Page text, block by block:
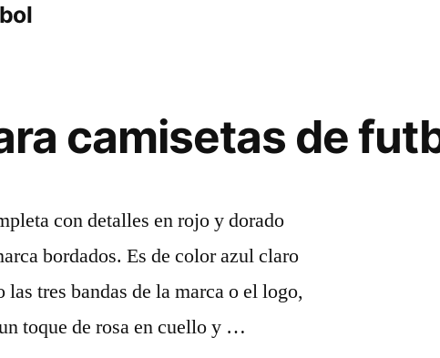
camisetas de
con detalles en rojo y dorado
bordados. Es de color azul claro
tres bandas de la marca o el logo,
toque de rosa en cuello y …